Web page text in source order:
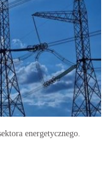
energetycznego.